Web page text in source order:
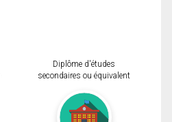
Diplôme d'études
secondaires ou équivalent